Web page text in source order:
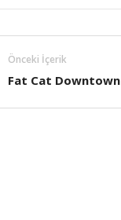
Önceki İçerik
Fat Cat Downtown